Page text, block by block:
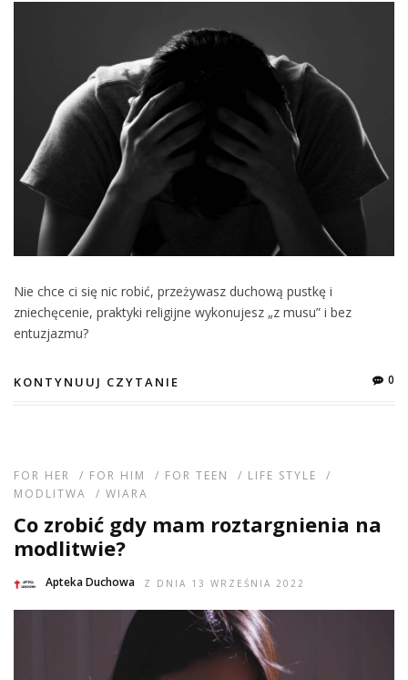
Nie chce ci się nic robić, przeżywasz duchową pustkę i
zniechęcenie, praktyki religijne wykonujesz „z musu” i bez
entuzjazmu?
KONTYNUUJ CZYTANIE 0
FOR HER / FOR HIM / FOR TEEN / LIFE STYLE
/
MODLITWA
/ WIARA
Co zrobić gdy mam roztargnienia na
modlitwie?
Apteka Duchowa Z DNIA 13 WRZEŚNIA 2022